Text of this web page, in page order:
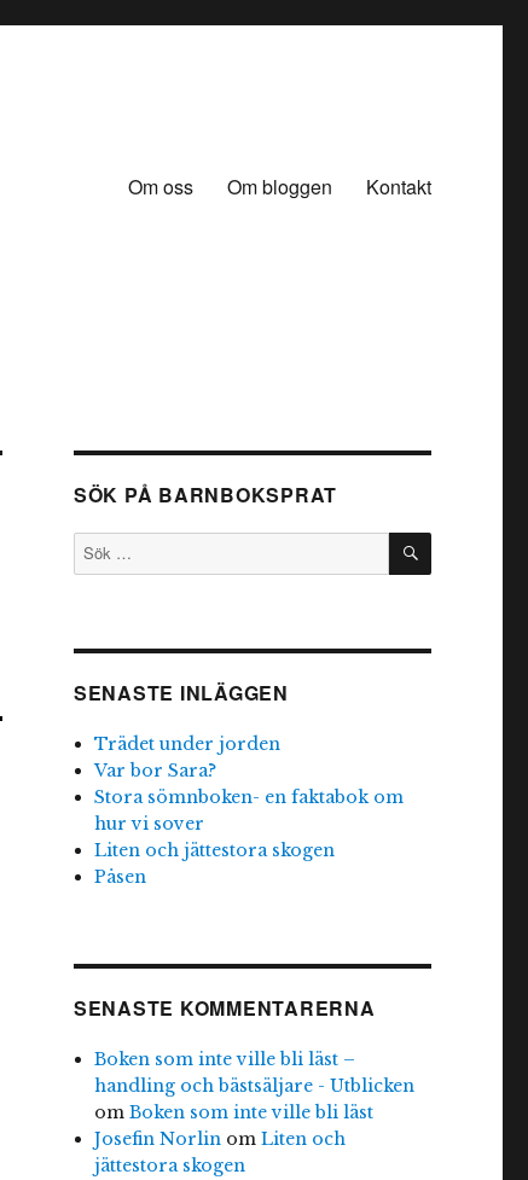
Om oss Om bloggen Kontakt
SÖK PÅ BARNBOKSPRAT
Sök
efter:
SÖK
SENASTE INLÄGGEN
Trädet under jorden
Var bor Sara?
Stora sömnboken- en faktabok om
hur vi sover
Liten och jättestora skogen
Påsen
SENASTE KOMMENTARERNA
Boken som inte ville bli läst –
handling och bästsäljare - Utblicken
omBoken som inte ville bli läst
Josefin Norlin omLiten och
jättestora skogen